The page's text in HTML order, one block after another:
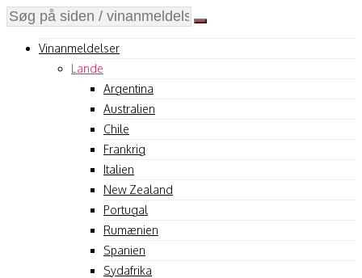
Vinanmeldelser
Lande
Argentina
Australien
Chile
Frankrig
Italien
New Zealand
Portugal
Rumænien
Spanien
Sydafrika